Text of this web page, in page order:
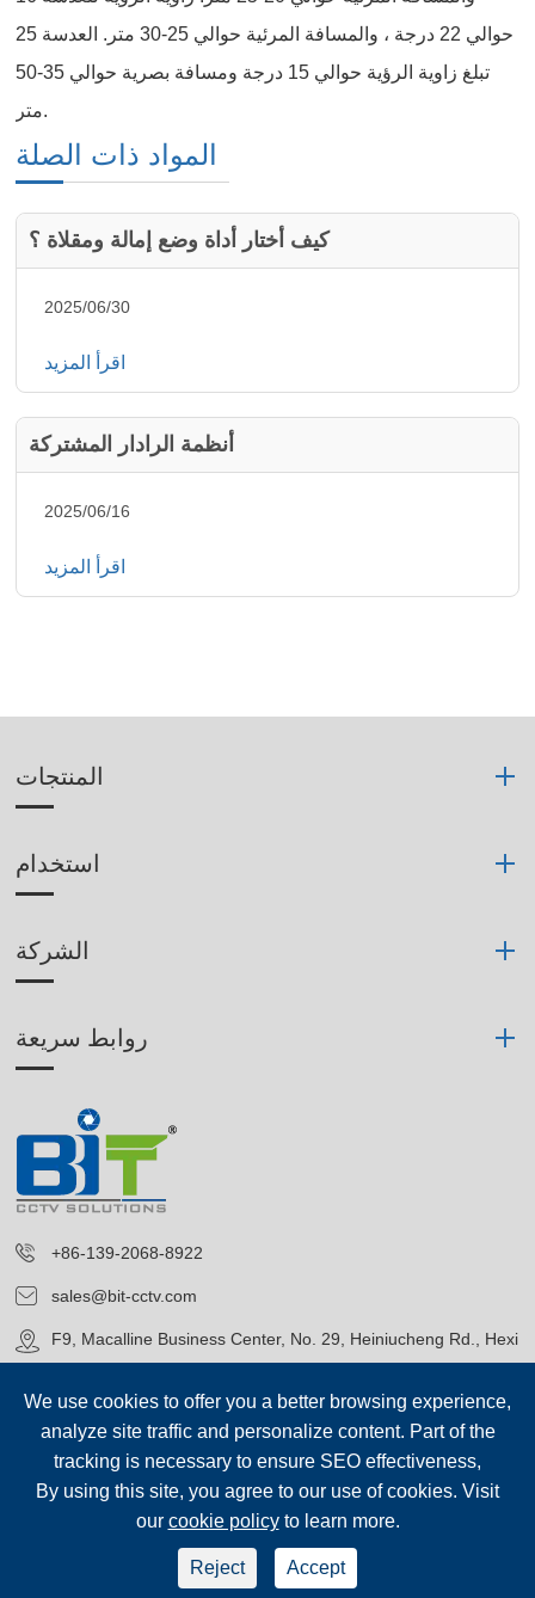
حوالي 22 درجة ، والمسافة المرئية حوالي 25-30 متر. العدسة 25
تبلغ زاوية الرؤية حوالي 15 درجة ومسافة بصرية حوالي 35-50
متر.
المواد ذات الصلة
كيف أختار أداة وضع إمالة ومقلاة ؟
2025/06/30
اقرأ المزيد
أنظمة الرادار المشتركة
2025/06/16
اقرأ المزيد
المنتجات
استخدام
الشركة
روابط سريعة
+86-139-2068-8922
sales@bit-cctv.com
F9, Macalline Business Center, No. 29, Heiniucheng Rd., Hexi
Blue Icon (Tianjin) Technology Co., Ltd.
خريطة الموقع سياسة الخصوصية
We use cookies to offer you a better browsing experience,
analyze site traffic and personalize content. Part of the
tracking is necessary to ensure SEO effectiveness,
By using this site, you agree to our use of cookies. Visit
our cookie policyto learn more.
Reject Accept